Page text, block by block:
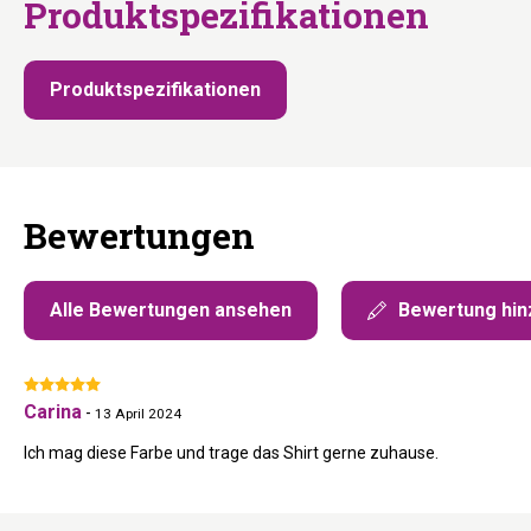
Produktspezifikationen
Produktspezifikationen
Bewertungen
Alle Bewertungen ansehen Bewertung
Carina - 13 April 2024
Ich mag diese Farbe und trage das Shirt gerne zuhause.